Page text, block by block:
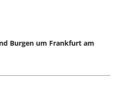
Burgen um Frankfurt am